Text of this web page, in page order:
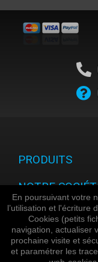
PRODUITS
NOTRE
VOTRE
En poursuivant votre
l’utilisation et l'écriture
Cookies (petits
navigation, actualiser
prochaine visite et
et paramétrer les